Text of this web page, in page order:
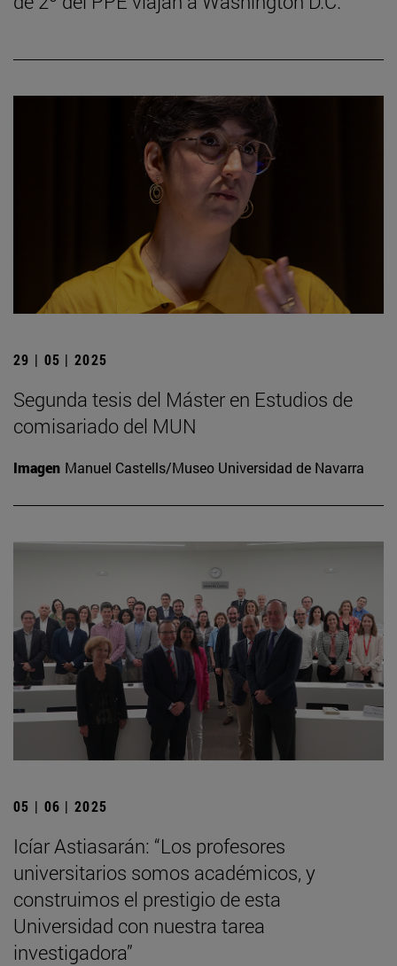
29 | 05 | 2025
Segunda tesis del Máster en Estudios de
comisariado del MUN
Imagen Manuel Castells/Museo Universidad de Navarra
05 | 06 | 2025
Icíar Astiasarán: “Los profesores
universitarios somos académicos, y
construimos el prestigio de esta
Universidad con nuestra tarea
investigadora”